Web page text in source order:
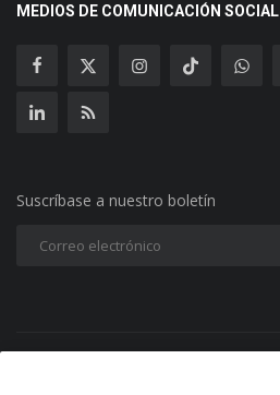
MEDIOS DE COMUNICACIÓN SOCIAL
Suscríbase a nuestro boletín